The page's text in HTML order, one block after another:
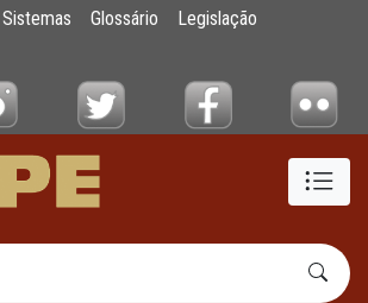
principal
Antão: MPPE se reúne
Glossário
Legislação